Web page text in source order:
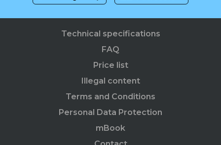
Technical specifications
FAQ
Price list
Illegal content
Terms and Conditions
Personal Data Protection
mBook